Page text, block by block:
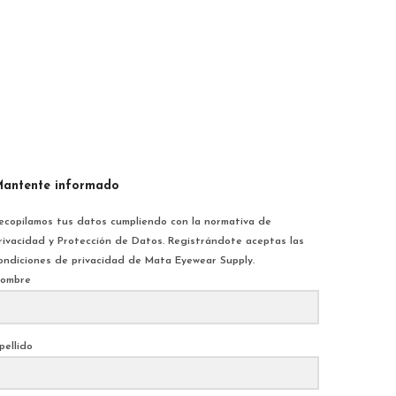
informado
tus datos cumpliendo con la normativa de
y Protección de Datos. Registrándote aceptas las
de privacidad de Mata Eyewear Supply.